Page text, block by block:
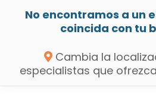
No encontramos a un
coincida con tu
Cambia la
especialistas que